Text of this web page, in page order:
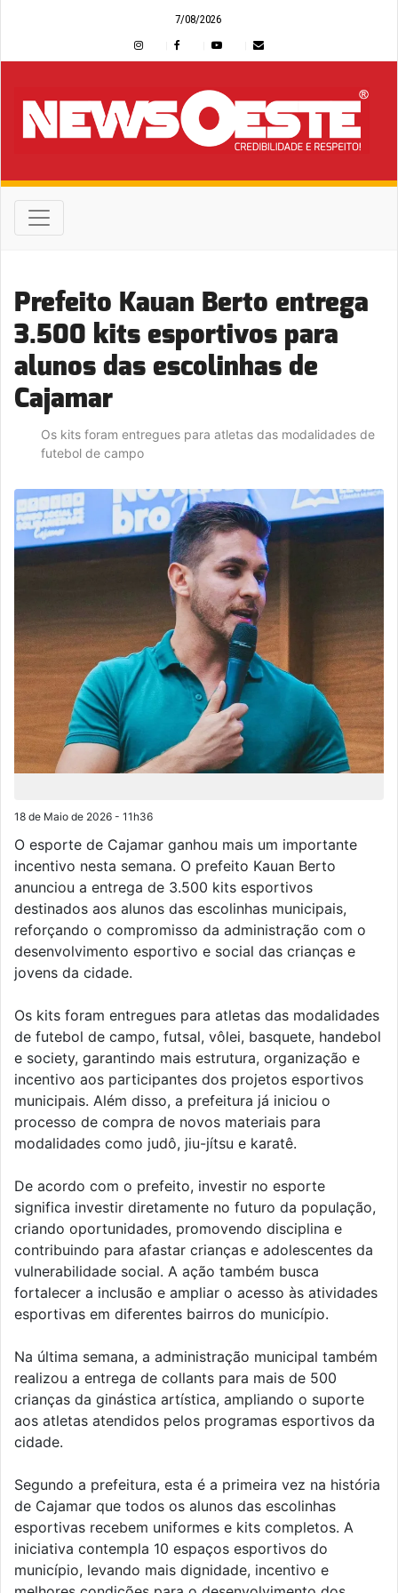
7/08/2026
Prefeito Kauan Berto entrega
3.500 kits esportivos para
alunos das escolinhas de
Cajamar
Os kits foram entregues para atletas das modalidades de
futebol de campo
18 de Maio de 2026 - 11h36
O esporte de Cajamar ganhou mais um importante
incentivo nesta semana. O prefeito Kauan Berto
anunciou a entrega de 3.500 kits esportivos
destinados aos alunos das escolinhas municipais,
reforçando o compromisso da administração com o
desenvolvimento esportivo e social das crianças e
jovens da cidade.
Os kits foram entregues para atletas das modalidades
de futebol de campo, futsal, vôlei, basquete, handebol
e society, garantindo mais estrutura, organização e
incentivo aos participantes dos projetos esportivos
municipais. Além disso, a prefeitura já iniciou o
processo de compra de novos materiais para
modalidades como judô, jiu-jítsu e karatê.
De acordo com o prefeito, investir no esporte
significa investir diretamente no futuro da população,
criando oportunidades, promovendo disciplina e
contribuindo para afastar crianças e adolescentes da
vulnerabilidade social. A ação também busca
fortalecer a inclusão e ampliar o acesso às atividades
esportivas em diferentes bairros do município.
Na última semana, a administração municipal também
realizou a entrega de collants para mais de 500
crianças da ginástica artística, ampliando o suporte
aos atletas atendidos pelos programas esportivos da
cidade.
Segundo a prefeitura, esta é a primeira vez na história
de Cajamar que todos os alunos das escolinhas
esportivas recebem uniformes e kits completos. A
iniciativa contempla 10 espaços esportivos do
município, levando mais dignidade, incentivo e